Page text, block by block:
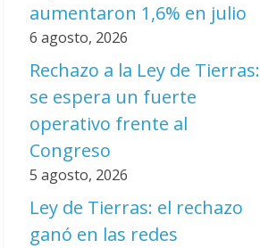
aumentaron 1,6% en julio
6 agosto, 2026
Rechazo a la Ley de Tierras:
se espera un fuerte
operativo frente al
Congreso
5 agosto, 2026
Ley de Tierras: el rechazo
ganó en las redes